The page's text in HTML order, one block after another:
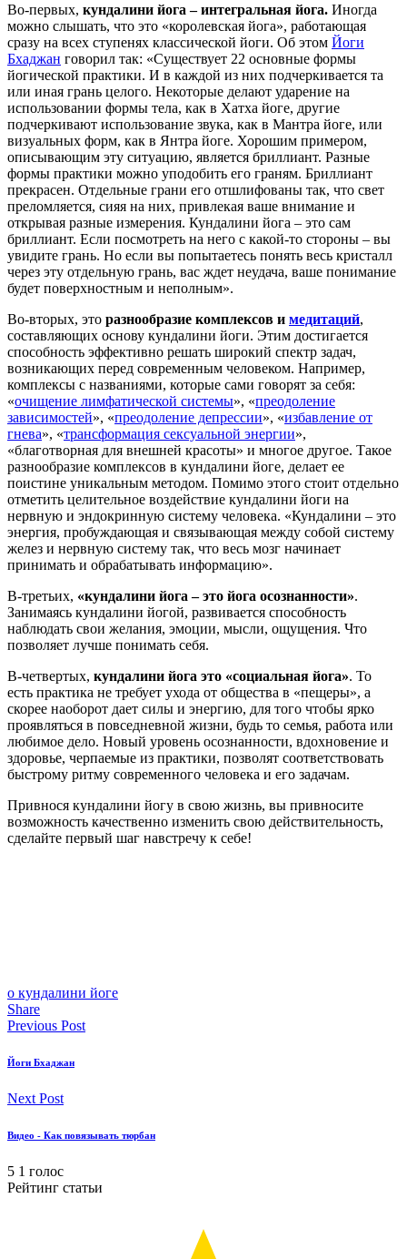
Во-первых, кундалини йога – интегральная йога. Иногда
можно слышать, что это «королевская йога», работающая
сразу на всех ступенях классической йоги. Об этом Йоги
Бхаджан говорил так: «Существует 22 основные формы
йогической практики. И в каждой из них подчеркивается та
или иная грань целого. Некоторые делают ударение на
использовании формы тела, как в Хатха йоге, другие
подчеркивают использование звука, как в Мантра йоге, или
визуальных форм, как в Янтра йоге. Хорошим примером,
описывающим эту ситуацию, является бриллиант. Разные
формы практики можно уподобить его граням. Бриллиант
прекрасен. Отдельные грани его отшлифованы так, что свет
преломляется, сияя на них, привлекая ваше внимание и
открывая разные измерения. Кундалини йога – это сам
бриллиант. Если посмотреть на него с какой-то стороны – вы
увидите грань. Но если вы попытаетесь понять весь кристалл
через эту отдельную грань, вас ждет неудача, ваше понимание
будет поверхностным и неполным».
Во-вторых, это разнообразие комплексов и медитаций,
составляющих основу кундалини йоги. Этим достигается
способность эффективно решать широкий спектр задач,
возникающих перед современным человеком. Например,
комплексы с названиями, которые сами говорят за себя:
«очищение лимфатической системы», «преодоление
зависимостей», «преодоление депрессии», «избавление от
гнева», «трансформация сексуальной энергии»,
«благотворная для внешней красоты» и многое другое. Такое
разнообразие комплексов в кундалини йоге, делает ее
поистине уникальным методом. Помимо этого стоит отдельно
отметить целительное воздействие кундалини йоги на
нервную и эндокринную систему человека. «Кундалини – это
энергия, пробуждающая и связывающая между собой систему
желез и нервную систему так, что весь мозг начинает
принимать и обрабатывать информацию».
В-третьих, «кундалини йога – это йога осознанности».
Занимаясь кундалини йогой, развивается способность
наблюдать свои желания, эмоции, мысли, ощущения. Что
позволяет лучше понимать себя.
В-четвертых, кундалини йога это «социальная йога». То
есть практика не требует ухода от общества в «пещеры», а
скорее наоборот дает силы и энергию, для того чтобы ярко
проявляться в повседневной жизни, будь то семья, работа или
любимое дело. Новый уровень осознанности, вдохновение и
здоровье, черпаемые из практики, позволят соответствовать
быстрому ритму современного человека и его задачам.
Привнося кундалини йогу в свою жизнь, вы привносите
возможность качественно изменить свою действительность,
сделайте первый шаг навстречу к себе!
о кундалини йоге
Share
Previous Post
Йоги Бхаджан
Next Post
Видео - Как повязывать тюрбан
5 1 голос
Рейтинг статьи